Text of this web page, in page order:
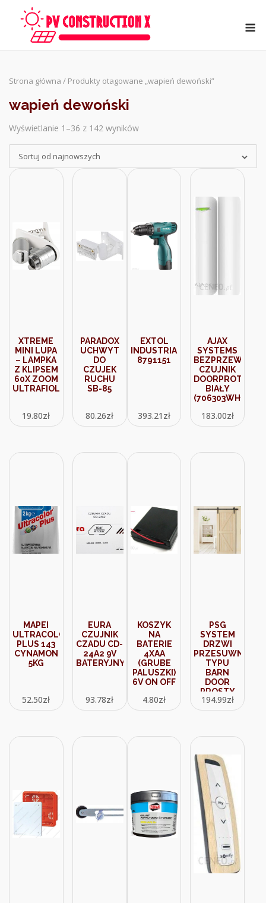
Strona główna / Produkty otagowane „wapień dewoński”
wapień dewoński
Wyświetlanie 1–36 z 142 wyników
latest
Sortuj od najnowszych
XTREME
MINI LUPA
– LAMPKA
Z KLIPSEM
60X ZOOM
ULTRAFIOLET
19.80zł
PARADOX
UCHWYT
DO
CZUJEK
RUCHU
SB-85
80.26zł
EXTOL
INDUSTRIAL
8791151
393.21 zł
AJAX
SYSTEMS
CZUJNIK
DOORPROTECT
BIAŁY
(706303WH1)
183.00zł
MAPEI
ULTRACOLOR
PLUS 143
CYNAMON
5KG
52.50zł
EURA
CZUJNIK
CZADU CD-
24A2 9V
BATERYJNY
93.78zł
KOSZYK
NA
BATERIE
4XAA
(GRUBE
PALUSZKI)
6V ON OFF
4.80zł
PSG
SYSTEM
DRZWI
PRZESUWNYCH
TYPU
BARN
DOOR
PROSTY
76006
194.99zł